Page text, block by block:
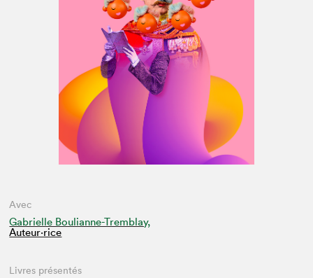
Avec
Gabrielle Boulianne-Tremblay,
Auteur·rice
Livres présentés